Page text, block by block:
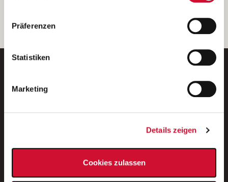
Sie der Speicherung sämtlicher Cookies zu. Sie können
Ihre Einwilligung selbstverständlich jederzeit widerrufen,
indem Sie die Cookie-Einstellungen aufrufen und diese
unserer
Präferenzen
Statistiken
Marketing
Details zeigen
Cookies zulassen
E-Mail-Adresse eintragen